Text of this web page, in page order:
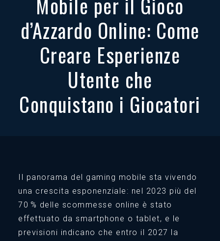
d’Azzardo Online: Come
Creare Esperienze
Utente che
Conquistano i Giocatori
Il panorama del gaming mobile sta vivendo
una crescita esponenziale: nel 2023 più del
70 % delle scommesse online è stato
effettuato da smartphone o tablet, e le
previsioni indicano che entro il 2027 la